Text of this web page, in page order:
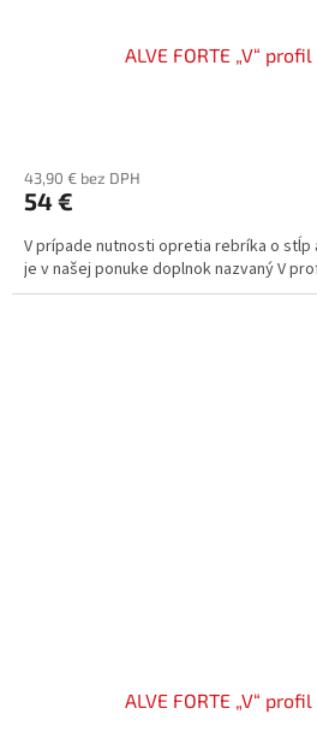
ALVE FORTE „V“
43,90 € bez DPH
54 €
V prípade nutnosti opretia rebríka o
je v našej ponuke doplnok nazvaný V
ALVE FORTE „V“